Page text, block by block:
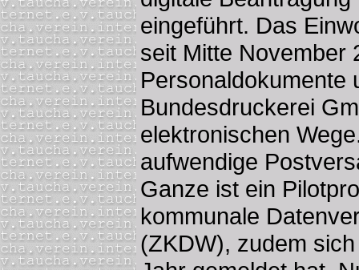
eingeführt. Das
seit Mitte November
Personaldokumente
Bundesdruckerei
elektronischen
aufwendige
Ganze ist ein
kommunale
(ZKDW), zudem